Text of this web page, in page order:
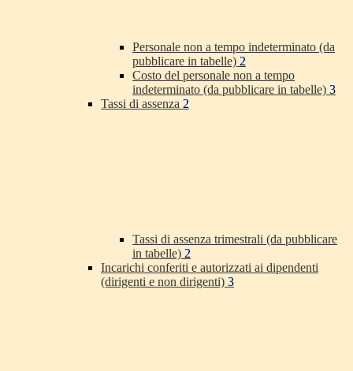
Personale non a tempo indeterminato (da
pubblicare in tabelle) 2
Costo del personale non a tempo
indeterminato (da pubblicare in tabelle) 3
Tassi di assenza 2
Tassi di assenza trimestrali (da pubblicare
in tabelle) 2
Incarichi conferiti e autorizzati ai dipendenti
(dirigenti e non dirigenti) 3